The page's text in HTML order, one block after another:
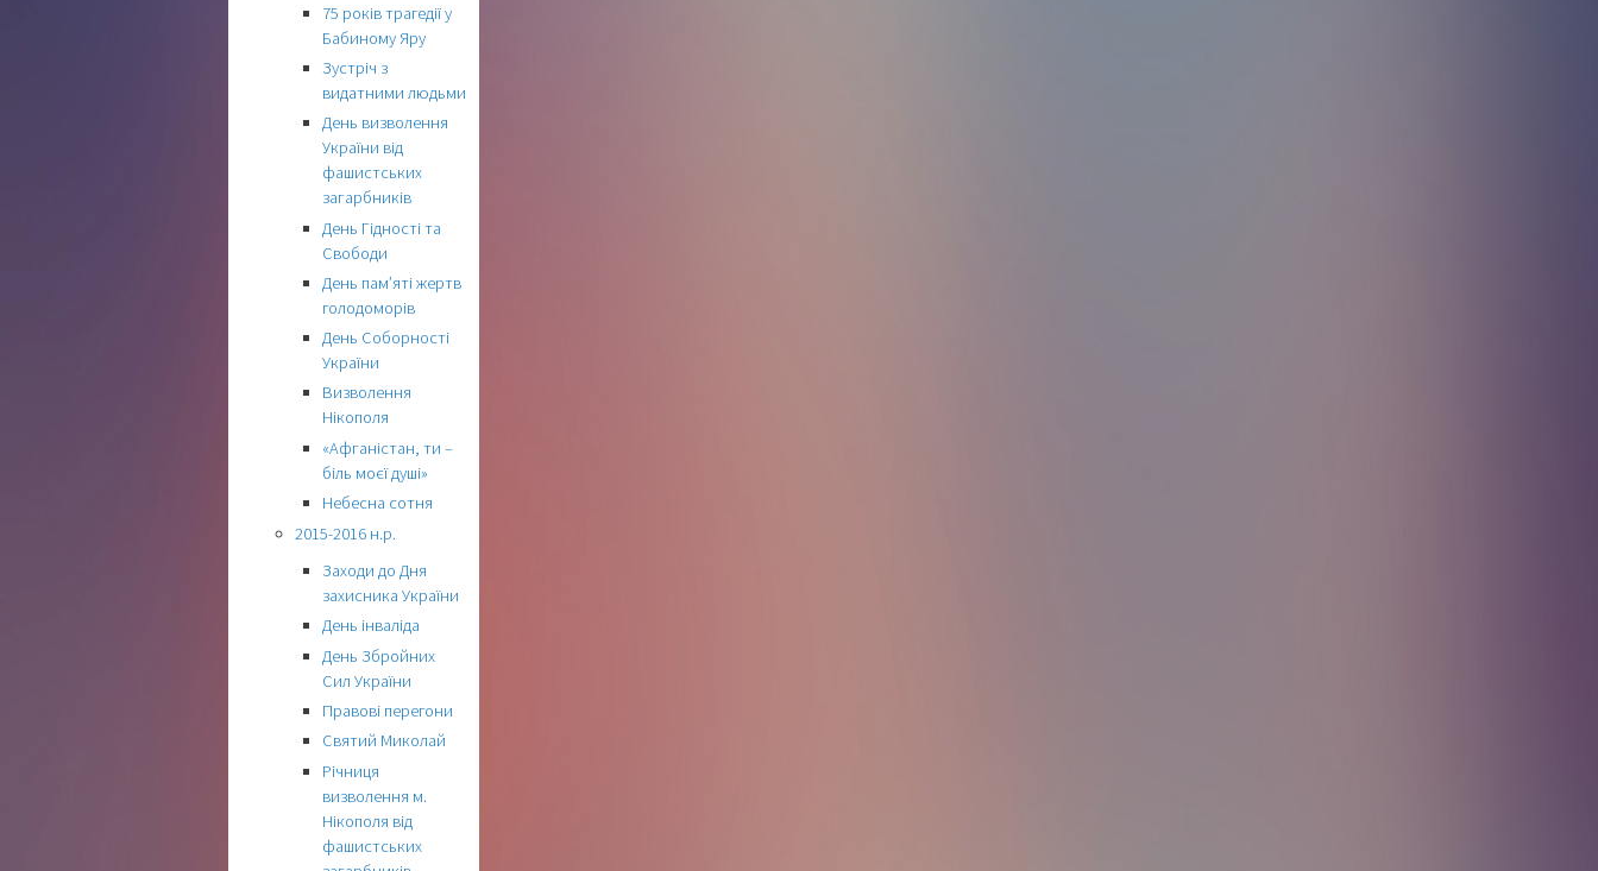
75 років трагедії у
Бабиному Яру
Зустріч з
видатними людьми
День визволення
України від
фашистських
загарбників
День Гідності та
Свободи
День пам’яті жертв
голодоморів
День Соборності
України
Визволення
Нікополя
«Афганістан, ти –
біль моєї душі»
Небесна сотня
2015-2016 н.р.
Заходи до Дня
захисника України
День інваліда
День Збройних
Сил України
Правові перегони
Святий Миколай
Річниця
визволення м.
Нікополя від
фашистських